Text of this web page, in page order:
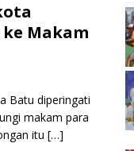
Makam
Batu diperingati
makam para
itu […]